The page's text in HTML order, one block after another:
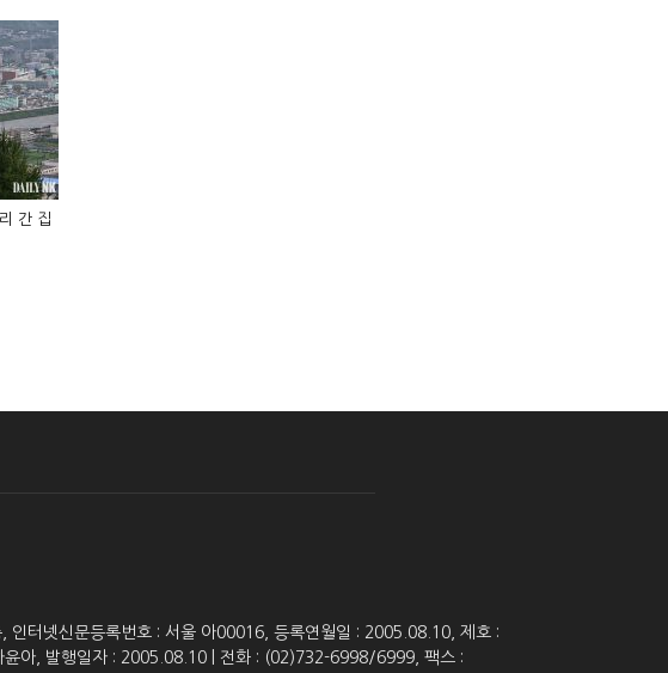
간 집
터넷신문등록번호 : 서울 아00016, 등록연월일 : 2005.08.10, 제호 :
윤아, 발행일자 : 2005.08.10 | 전화 : (02)732-6998/6999, 팩스 :